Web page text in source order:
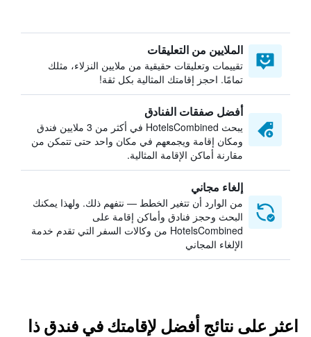
الملايين من التعليقات
تقييمات وتعليقات حقيقية من ملايين النزلاء، مثلك
تمامًا. احجز إقامتك المثالية بكل ثقة!
أفضل صفقات الفنادق
يبحث HotelsCombined في أكثر من 3 ملايين فندق
ومكان إقامة ويجمعهم في مكان واحد حتى تتمكن من
مقارنة أماكن الإقامة المثالية.
إلغاء مجاني
من الوارد أن تتغير الخطط — نتفهم ذلك. ولهذا يمكنك
البحث وحجز فنادق وأماكن إقامة على
HotelsCombined من وكالات السفر التي تقدم خدمة
الإلغاء المجاني
اعثر على نتائج أفضل لإقامتك في فندق ذا